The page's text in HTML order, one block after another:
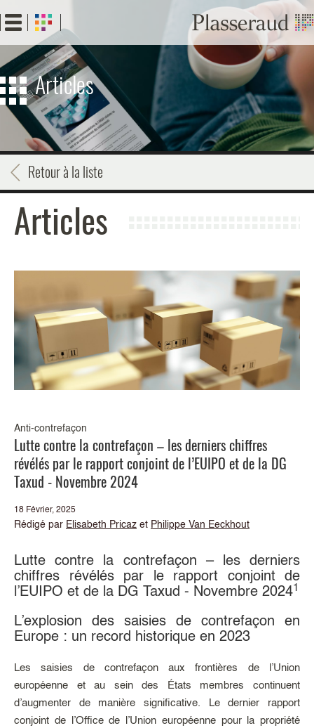
au
contenu
principal
Articles
Retour à la liste
Articles
Anti-contrefaçon
Lutte contre la contrefaçon – les derniers chiffres
révélés par le rapport conjoint de l’EUIPO et de la DG
Taxud - Novembre 2024
18 Février, 2025
Rédigé par Elisabeth Pricaz et Philippe Van Eeckhout
Lutte contre la contrefaçon – les derniers
chiffres révélés par le rapport conjoint de
l’EUIPO et de la DG Taxud - Novembre 20241
L’explosion des saisies de contrefaçon en
Europe : un record historique en 2023
Les saisies de contrefaçon aux frontières de l’Union
européenne et au sein des États membres continuent
d’augmenter de manière significative. Le dernier rapport
conjoint de l’Office de l’Union européenne pour la propriété